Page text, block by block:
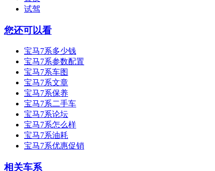
试驾
您还可以看
宝马7系多少钱
宝马7系参数配置
宝马7系车图
宝马7系文章
宝马7系保养
宝马7系二手车
宝马7系论坛
宝马7系怎么样
宝马7系油耗
宝马7系优惠促销
相关车系